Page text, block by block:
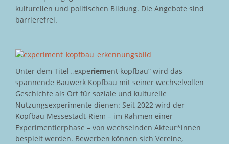
kulturellen und politischen Bildung. Die Angebote sind
barrierefrei.
Unter dem Titel „experiement kopfbau“ wird das
spannende Bauwerk Kopfbau mit seiner wechselvollen
Geschichte als Ort für soziale und kulturelle
Nutzungsexperimente dienen: Seit 2022 wird der
Kopfbau Messestadt-Riem – im Rahmen einer
Experimentierphase – von wechselnden Akteur*innen
bespielt werden. Bewerben können sich Vereine,